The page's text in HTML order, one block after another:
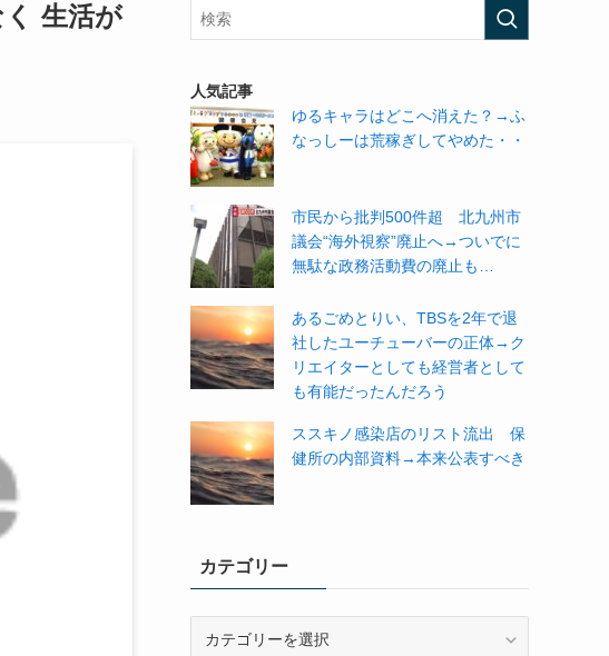
生活が
人気記事
ゆるキャラはどこへ消えた？→ふ
なっしーは荒稼ぎしてやめた・・
市民から批判500件超 北九州市
議会“海外視察”廃止へ→ついでに
無駄な政務活動費の廃止も…
あるごめとりい、TBSを2年で退
社したユーチューバーの正体→ク
リエイターとしても経営者として
も有能だったんだろう
ススキノ感染店のリスト流出 保
健所の内部資料→本来公表すべき
カテゴリー